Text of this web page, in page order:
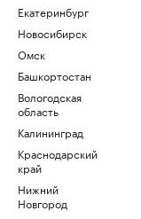
Екатеринбург
Новосибирск
Омск
Башкортостан
Вологодская
область
Калининград
Краснодарский
край
Нижний
Новгород